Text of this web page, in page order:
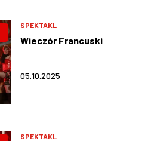
SPEKTAKL
Wieczór Francuski
05.10.2025
SPEKTAKL